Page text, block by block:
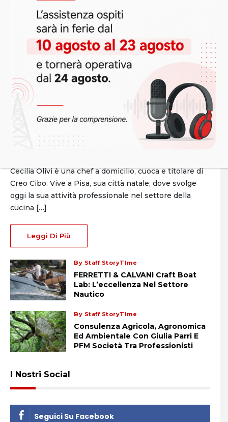
CORSI
Cecilia Olivi, chef a domicilio, cuoca e titolare di
Cecilia Olivi è una chef a domicilio, cuoca e titolare di
Creo Cibo. Vive a Pisa, sua città natale, dove svolge
oggi la sua attività professionale nel settore della
cucina […]
Leggi Di Più
By Staff StoryTIme
FERRETTI & CALVANI Craft Boat
Lab: L’eccellenza Nel Settore
Nautico
By Staff StoryTIme
Consulenza Agricola, Agronomica
Ed Ambientale Con Giulia Parri E
PFM Società Tra Professionisti
I Nostri Social
Seguici Su Facebook